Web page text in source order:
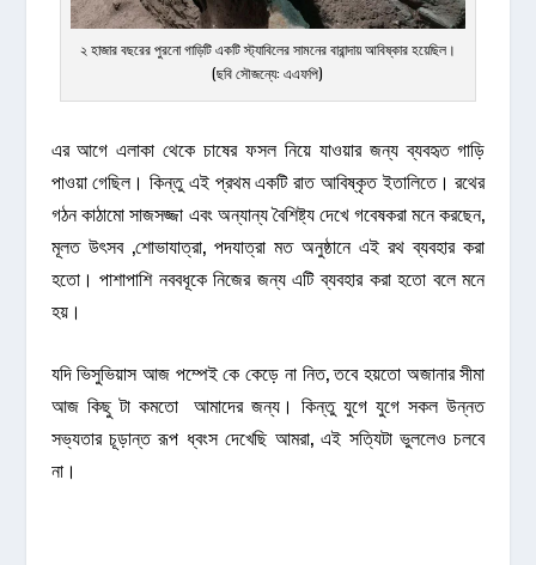
২ হাজার বছরের পুরনো গাড়িটি একটি স্ট্যাবিলের সামনের বারান্দায় আবিষ্কার হয়েছিল।
(ছবি সৌজন্যে: এএফপি)
এর আগে এলাকা থেকে চাষের ফসল নিয়ে যাওয়ার জন্য ব্যবহৃত গাড়ি
পাওয়া গেছিল। কিন্তু এই প্রথম একটি রাত আবিষ্কৃত ইতালিতে। রথের
গঠন কাঠামো সাজসজ্জা এবং অন্যান্য বৈশিষ্ট্য দেখে গবেষকরা মনে করছেন,
মূলত উৎসব ,শোভাযাত্রা, পদযাত্রা মত অনুষ্ঠানে এই রথ ব্যবহার করা
হতো। পাশাপাশি নববধূকে নিজের জন্য এটি ব্যবহার করা হতো বলে মনে
হয়।
যদি ভিসুভিয়াস আজ পম্পেই কে কেড়ে না নিত, তবে হয়তো অজানার সীমা
আজ কিছু টা কমতো আমাদের জন্য। কিন্তু যুগে যুগে সকল উন্নত
সভ্যতার চূড়ান্ত রূপ ধ্বংস দেখেছি আমরা, এই সত্যিটা ভুললেও চলবে
না।